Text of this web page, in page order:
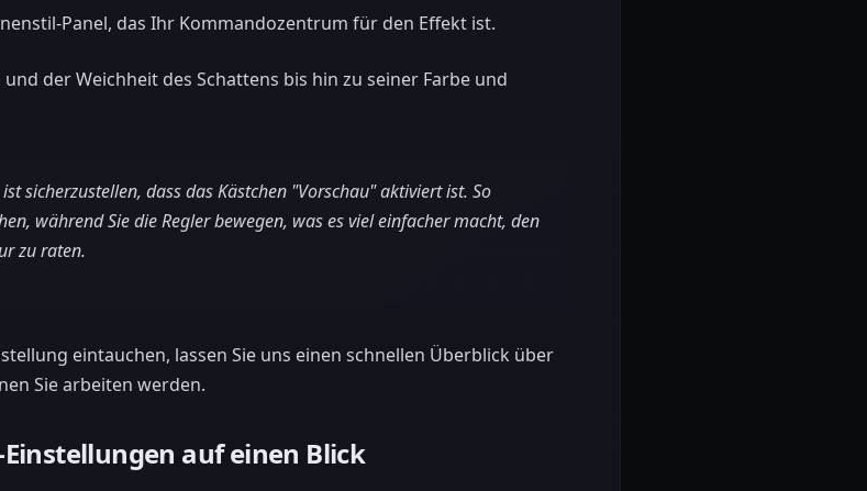
Panel, das Ihr Kommandozentrum für den Effekt ist.
der Weichheit des Schattens bis hin zu seiner Farbe und
sicherzustellen, dass das Kästchen "Vorschau" aktiviert ist. So
während Sie die Regler bewegen, was es viel einfacher macht, den
zu raten.
eintauchen, lassen Sie uns einen schnellen Überblick über
Sie arbeiten werden.
auf einen Blick